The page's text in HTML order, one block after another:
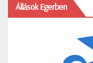
Állások Egerben